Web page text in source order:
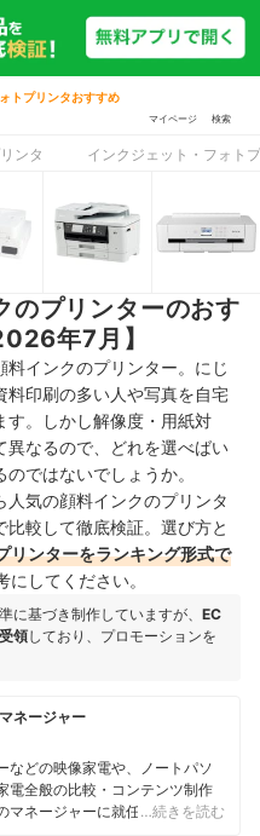
トプリンタおすすめ
マイページ 検索
ンタ インクジェット・フォト
のプリンターのおす
年7月】
インクのプリンター。にじ
料印刷の多い人や写真を自宅
す。しかし解像度・用紙対
異なるので、どれを選べばい
ではないでしょうか。
気の顔料インクのプリンタ
較して徹底検証。選び方と
リンターをランキング形式で
にしてください。
に基づき制作していますが、 EC
領しており、プロモーションを
ネージャー
などの映像家電や、ノートパソ
電全般の比較・コンテンツ制作
マネージャーに就任。キャリブ
…続きを読む